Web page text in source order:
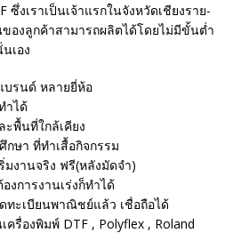
ซึ่งเราเป็นเจ้าแรกในจังหวัดเชียงราย-
ของลูกค้าสามารถผลิตได้โดยไม่มีขั้นต่ำ
เอง
บรนด์ หลายยี่ห้อ
ำได้
ะพื้นที่ใกล้เคียง
กษา ที่ทำเสื้อกิจกรรม
งานจริง ฟรี(หลังมัดจำ)
งการงานเร่งก็ทำได้
ทะเบียนพาณิชย์แล้ว เชื่อถือได้
ครื่องพิมพ์ DTF , Polyflex , Roland